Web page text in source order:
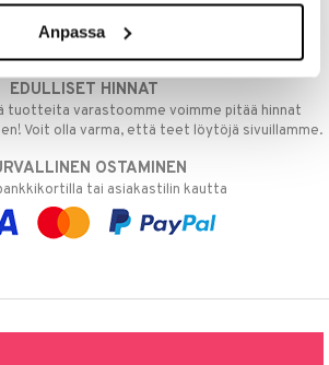
Anpassa
TOIMITUKSET
tilaukset lähetetään normaalisti samana
EDULLISET HINNAT
tuotteita varastoomme voimme pitää hinnat
Voit olla varma, että teet löytöjä sivuillamme.
OSTAMINEN
tai asiakastilin kautta